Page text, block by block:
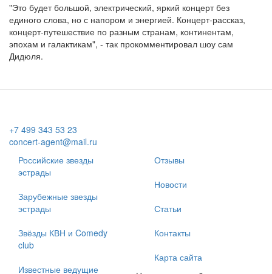
"Это будет большой, электрический, яркий концерт без
единого слова, но с напором и энергией. Концерт-рассказ,
концерт-путешествие по разным странам, континентам,
эпохам и галактикам", - так прокомментировал шоу сам
Дидюля.
+7 499 343 53 23
concert-agent@mail.ru
Российские звезды
эстрады
Зарубежные звезды
эстрады
Звёзды КВН и Comedy
club
Известные ведущие
Отзывы
Новости
Статьи
Контакты
Карта сайта